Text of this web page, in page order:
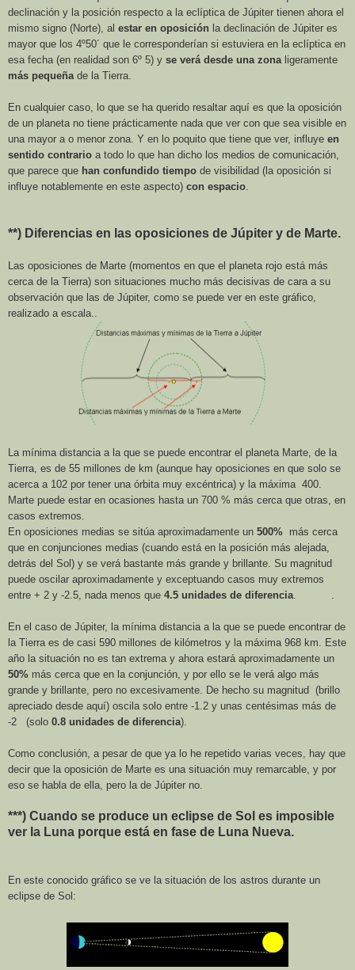
declinación y la posición respecto a la eclíptica de Júpiter tienen ahora el
mismo signo (Norte), al estar en oposición la declinación de Júpiter es
mayor que los 4º50´ que le corresponderían si estuviera en la eclíptica en
esa fecha (en realidad son 6º 5) y se verá desde una zona ligeramente
más pequeña de la Tierra.
En cualquier caso, lo que se ha querido resaltar aquí es que la oposición
de un planeta no tiene prácticamente nada que ver con que sea visible en
una mayor a o menor zona. Y en lo poquito que tiene que ver, influye en
sentido contrario a todo lo que han dicho los medios de comunicación,
que parece que han confundido tiempo de visibilidad (la oposición si
influye notablemente en este aspecto) con espacio
**) Diferencias en las oposiciones de Júpiter y de Marte.
Las oposiciones de Marte (momentos en que el planeta rojo está más
cerca de la Tierra) son situaciones mucho más decisivas de cara a su
observación que las de Júpiter, como se puede ver en este gráfico,
realizado a escala..
La mínima distancia a la que se puede encontrar e l planeta Marte, de la
Tierra, es de 55 millones de km (aunque hay oposiciones en que solo se
acerca a 102 por tener una órbita muy excéntrica) y la máxima 400.
Marte puede estar en ocasiones hasta un 700 % más cerca que otras, en
casos extremos.
En oposiciones medias se sitúa aproximadamente un 500% más cerca
que en conjunciones medias (cuando está en la posición más alejada,
detrás del Sol) y se verá bastante más grande y brillante. Su magnitud
puede oscilar aproximadamente y exceptuando casos muy extremos
entre + 2 y -2.5, nada menos que 4.5 unidades de diferencia
En el caso de Júpiter, la mínima distancia a la que se puede encontrar de
la Tierra es de casi 590 millones de kilómetros y la máxima 968 km . Este
año la situación no es tan extrema y ahora estará aproximadamente un
50% más cerca que en la conjunción, y por ello se le verá algo más
grande y brillante, pero no excesivamente. De hecho su magnitud (brillo
apreciado desde aquí) oscila solo entre -1.2 y unas centésimas más de
-2 (solo 0.8 unidades de diferencia).
Como conclusión, a pesar de que ya lo he repetido varias veces, hay que
decir que l a oposición de Marte es una situación muy remarcable, y por
eso se habla de ella, pero la de Júpiter no.
***) Cuando se produce un eclipse de Sol es imposible
ver la Luna porque está en fase de Luna Nueva.
En este conocido gráfico se ve la situación de los astros durante un
eclipse de Sol: